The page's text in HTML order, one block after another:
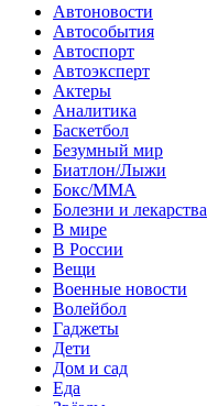
Автоновости
Автособытия
Автоспорт
Автоэксперт
Актеры
Аналитика
Баскетбол
Безумный мир
Биатлон/Лыжи
Бокс/MMA
Болезни и лекарства
В мире
В России
Вещи
Военные новости
Волейбол
Гаджеты
Дети
Дом и сад
Еда